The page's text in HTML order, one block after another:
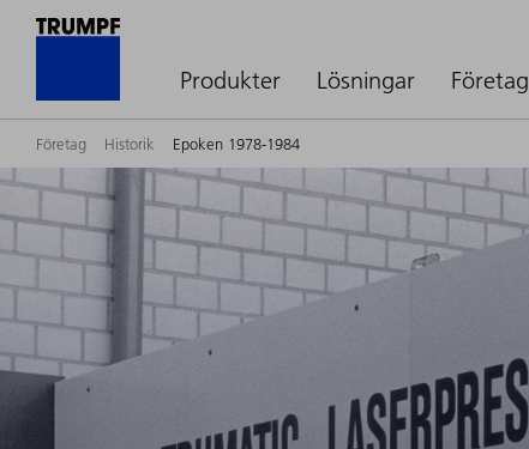
Produkter Lösningar Företag
Företag Historik Epoken 1978-1984